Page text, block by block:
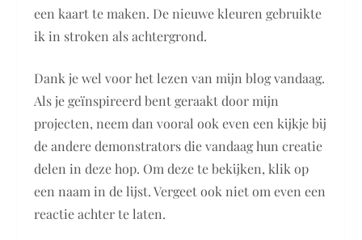
een kaart te maken. De nieuwe kleuren gebruikte
ik in stroken als achtergrond.
Dank je wel voor het lezen van mijn blog vandaag.
Als je geïnspireerd bent geraakt door mijn
projecten, neem dan vooral ook even een kijkje bij
de andere demonstrators die vandaag hun creatie
delen in deze hop. Om deze te bekijken, klik op
een naam in de lijst. Vergeet ook niet om even een
reactie achter te laten.